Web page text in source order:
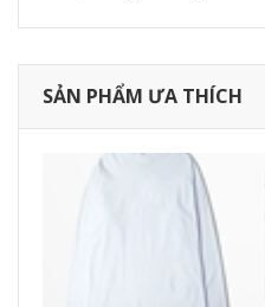
SẢN PHẨM ƯA THÍCH